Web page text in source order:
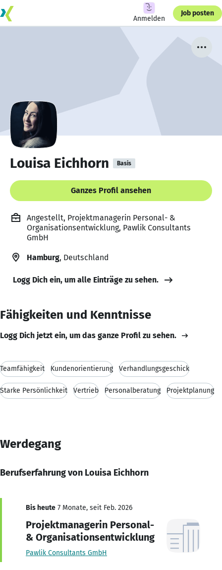
Anmelden
Job posten
Louisa Eichhorn Basis
Ganzes Profil ansehen
Angestellt, Projektmanagerin Personal- &
Organisationsentwicklung, Pawlik Consultants
GmbH
Hamburg, Deutschland
Logg Dich ein, um alle Einträge zu sehen.
Fähigkeiten und Kenntnisse
Logg Dich jetzt ein, um das ganze Profil zu sehen.
Teamfähigkeit Kundenorientierung Verhandlungsgeschick
Starke Persönlichkeit Vertrieb Personalberatung Projektplanung
Werdegang
Berufserfahrung von Louisa Eichhorn
Bis heute 7 Monate, seit Feb. 2026
Projektmanagerin Personal-
& Organisationsentwicklung
Pawlik Consultants GmbH